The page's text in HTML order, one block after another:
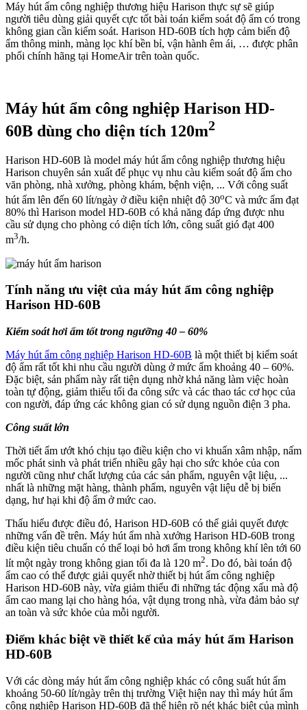
Máy hút ẩm công nghiệp thương hiệu Harison thực sự sẽ giúp
người tiêu dùng giải quyết cực tốt bài toán kiểm soát độ ẩm có trong
không gian cần kiểm soát. Harison HD-60B tích hợp cảm biến độ
ẩm thông minh, màng lọc khí bền bỉ, vận hành êm ái, … được phân
phối chính hãng tại HomeAir trên toàn quốc.
Máy hút ẩm công nghiệp Harison HD-
60B dùng cho diện tích 120m2
Harison HD-60B là model máy hút ẩm công nghiệp thương hiệu
Harison chuyên sản xuất để phục vụ nhu càu kiểm soát độ ẩm cho
văn phòng, nhà xưởng, phòng khám, bệnh viện, ... Với công suất
hút ẩm lên đến 60 lít/ngày ở điều kiện nhiệt độ 30oC và mức ẩm đạt
80% thì Harison model HD-60B có khả năng đáp ứng được nhu
cầu sử dụng cho phòng có diện tích lớn, công suất gió đạt 400
m3/h.
Tính năng ưu việt của máy hút ẩm công nghiệp
Harison HD-60B
Kiểm soát hơi ẩm tốt trong ngưỡng 40 – 60%
Máy hút ẩm công nghiệp Harison HD-60B là một thiết bị kiểm soát
độ ẩm rất tốt khi nhu cầu người dùng ở mức ẩm khoảng 40 – 60%.
Đặc biệt, sản phẩm này rất tiện dụng nhờ khả năng làm việc hoàn
toàn tự động, giảm thiểu tối đa công sức và các thao tác cơ học của
con người, đáp ứng các không gian có sử dụng nguồn điện 3 pha.
Công suất lớn
Thời tiết ẩm ướt khó chịu tạo điều kiện cho vi khuẩn xâm nhập, nấm
mốc phát sinh và phát triển nhiều gây hại cho sức khỏe của con
người cũng như chất lượng của các sản phẩm, nguyên vật liệu, ...
nhất là những mặt hàng, thành phẩm, nguyên vật liệu dễ bị biến
dạng, hư hại khi độ ẩm ở mức cao.
Thấu hiểu được điều đó, Harison HD-60B có thể giải quyết được
những vấn đề trên. Máy hút ẩm nhà xưởng Harison HD-60B trong
điều kiện tiêu chuẩn có thể loại bỏ hơi ẩm trong không khí lên tới 60
lít một ngày trong không gian tối đa là 120 m2. Do đó, bài toán độ
ẩm cao có thể được giải quyết nhờ thiết bị hút ẩm công nghiệp
Harison HD-60B này, vừa giảm thiểu đi những tác động xấu mà độ
ẩm cao mang lại cho hàng hóa, vật dụng trong nhà, vừa đảm bảo sự
an toàn và sức khỏe của mỗi người.
Điểm khác biệt về thiết kế của máy hút ẩm Harison
HD-60B
Với các dòng máy hút ẩm công nghiệp khác có công suất hút ẩm
khoảng 50-60 lít/ngày trên thị trường Việt hiện nay thì máy hút ẩm
công nghiệp Harison HD-60B đã thể hiện rõ nét khác biệt của mình